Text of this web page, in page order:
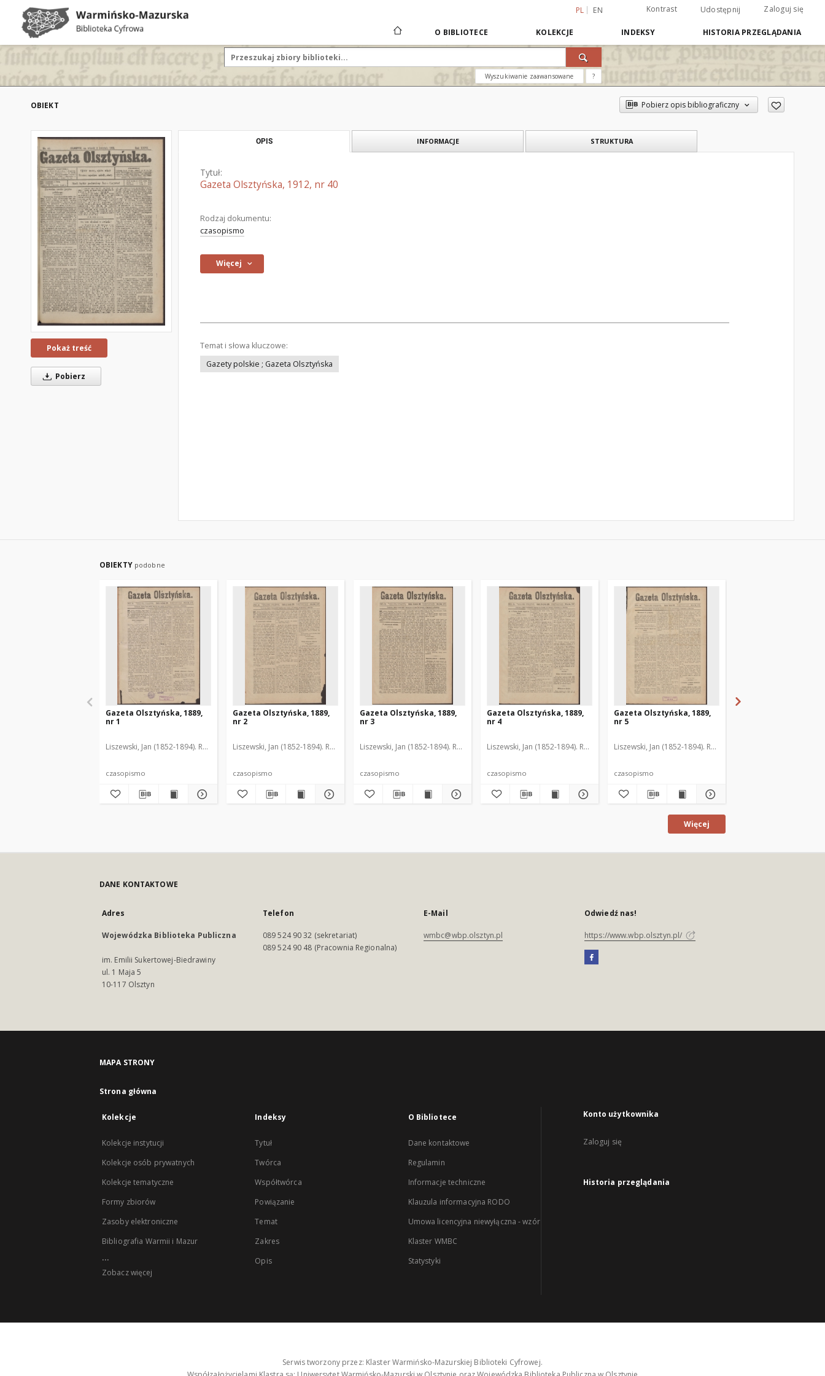
PL EN Kontrast Udostępnij Zaloguj się
O BIBLIOTECE KOLEKCJE INDEKSY HISTORIA PRZEGLĄDANIA
Wyszukiwanie zaawansowane ?
OBIEKT Pobierz opis bibliograficzny
Pokaż treść
Pobierz
OPIS INFORMACJE STRUKTURA
Tytuł:
Gazeta Olsztyńska, 1912, nr 40
Rodzaj dokumentu:
czasopismo
Więcej
Temat i słowa kluczowe:
Gazety polskie ; Gazeta Olsztyńska
OBIEKTY podobne
Gazeta Olsztyńska, 1889,
nr 1
Liszewski, Jan (1852-1894). Red.
czasopismo
Gazeta Olsztyńska, 1889,
nr 2
Liszewski, Jan (1852-1894). Red.
czasopismo
Gazeta Olsztyńska, 1889,
nr 3
Liszewski, Jan (1852-1894). Red.
czasopismo
Gazeta Olsztyńska, 1889,
nr 4
Liszewski, Jan (1852-1894). Red.
czasopismo
Gazeta Olsztyńska, 1889,
nr 5
Liszewski, Jan (1852-1894). Red.
czasopismo
Więcej
DANE KONTAKTOWE
Adres
Wojewódzka Biblioteka Publiczna
im. Emilii Sukertowej-Biedrawiny
ul. 1 Maja 5
10-117 Olsztyn
Telefon
089 524 90 32 (sekretariat)
089 524 90 48 (Pracownia Regionalna)
E-Mail
wmbc@wbp.olsztyn.pl
Odwiedź nas!
https://www.wbp.olsztyn.pl/
MAPA STRONY
Strona główna
Kolekcje
Kolekcje instytucji
Kolekcje osób prywatnych
Kolekcje tematyczne
Formy zbiorów
Zasoby elektroniczne
Bibliografia Warmii i Mazur
...
Zobacz więcej
Indeksy
Tytuł
Twórca
Współtwórca
Powiązanie
Temat
Zakres
Opis
O Bibliotece
Dane kontaktowe
Regulamin
Informacje techniczne
Klauzula informacyjna RODO
Umowa licencyjna niewyłączna - wzór
Klaster WMBC
Statystyki
Konto użytkownika
Zaloguj się
Historia przeglądania
Serwis tworzony przez: Klaster Warmińsko-Mazurskiej Biblioteki Cyfrowej.